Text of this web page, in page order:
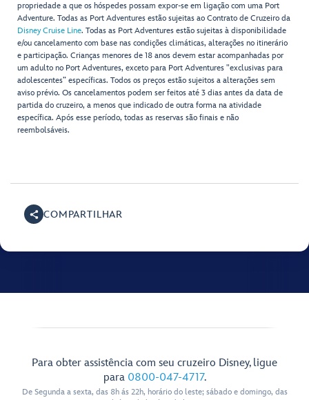
propriedade a que os hóspedes possam expor-se em ligação com uma Port
Adventure. Todas as Port Adventures estão sujeitas ao Contrato de Cruzeiro da
Disney Cruise Line. Todas as Port Adventures estão sujeitas à disponibilidade
e/ou cancelamento com base nas condições climáticas, alterações no itinerário
e participação. Crianças menores de 18 anos devem estar acompanhadas por
um adulto no Port Adventures, exceto para Port Adventures "exclusivas para
adolescentes” específicas. Todos os preços estão sujeitos a alterações sem
aviso prévio. Os cancelamentos podem ser feitos até 3 dias antes da data de
partida do cruzeiro, a menos que indicado de outra forma na atividade
específica. Após esse período, todas as reservas são finais e não
reembolsáveis.
COMPARTILHAR
Para obter assistência com seu cruzeiro Disney, ligue
para 0800-047-4717.
De Segunda a sexta, das 8h ás 22h, horário do leste; sábado e domingo, das